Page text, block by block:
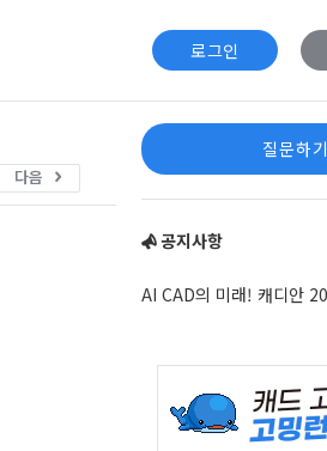
로그인
다음
Sidebar
질문하기
공지사항
234x60